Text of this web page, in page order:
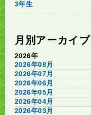
3年生
月別アーカイブ
2026年
2026年08月
2026年07月
2026年06月
2026年05月
2026年04月
2026年03月